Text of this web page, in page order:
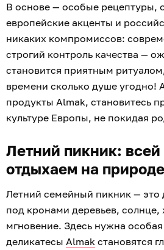
В основе — особые рецептуры,
европейские акценты и
никаких компромиссов:
строгий контроль качества —
становится приятным
времени сколько душе угодно!
продукты Almak, становитесь
культуре Европы, не покидая
Летний пикник: всей
отдыхаем на природе
Летний семейный пикник — это
под кронами деревьев,
мгновение. Здесь нужна особая
деликатесы Almak становятся